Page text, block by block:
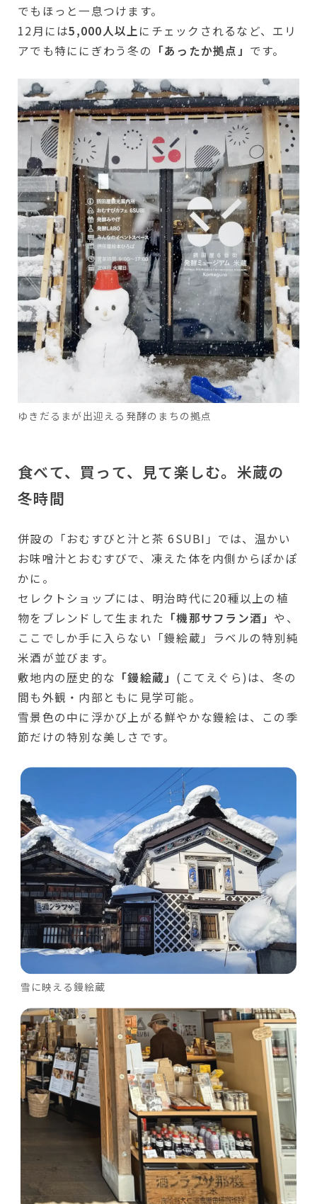
でもほっと一息つけます。
12月には5,000人以上 にチェックされるなど、エリ
アでも特ににぎわう冬の 「あったか拠点」 です。
ゆきだるまが出迎える発酵のまちの拠点
食べて、買って、見て楽しむ。米蔵の
冬時間
併設の「おむすびと汁と茶 6SUBI」では、温かい
お味噌汁とおむすびで、凍えた体を内側からぽかぽ
かに。
セレクトショップには、明治時代に20種以上の植
物をブレンドして生まれた 「機那サフラン酒」 や、
ここでしか手に入らない「鏝絵蔵」ラベルの特別純
米酒が並びます。
敷地内の歴史的な 「鏝絵蔵」 (こてえぐら)は、冬の
間も外観・内部ともに見学可能。
雪景色の中に浮かび上がる鮮やかな鏝絵は、この季
節だけの特別な美しさです。
雪に映える鏝絵蔵